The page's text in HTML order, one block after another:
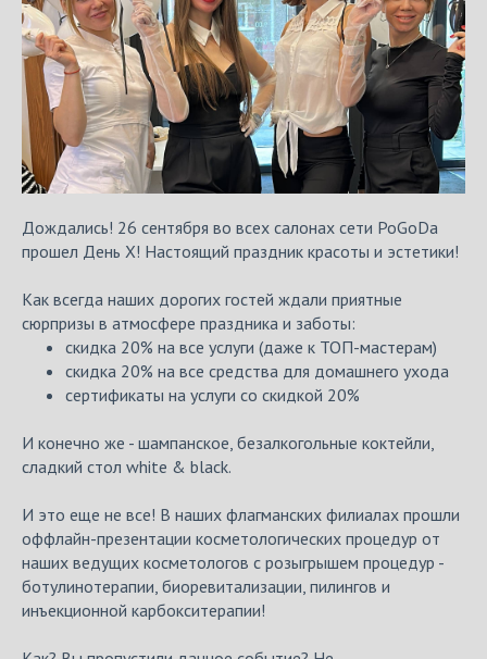
Дождались! 26 сентября во всех салонах сети PoGoDa
прошел День Х! Настоящий праздник красоты и эстетики!
Как всегда наших дорогих гостей ждали приятные
сюрпризы в атмосфере праздника и заботы:
скидка 20% на все услуги (даже к ТОП-мастерам)
скидка 20% на все средства для домашнего ухода
сертификаты на услуги со скидкой 20%
И конечно же - шампанское, безалкогольные коктейли,
сладкий стол white & black.
И это еще не все! В наших флагманских филиалах прошли
оффлайн-презентации косметологических процедур от
наших ведущих косметологов с розыгрышем процедур -
ботулинотерапии, биоревитализации, пилингов и
инъекционной карбокситерапии!